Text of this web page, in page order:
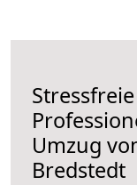
Umzug
Bredstedt